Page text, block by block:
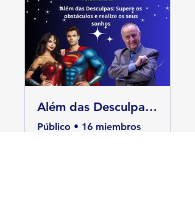
Além das Desculpas| Marco Mercurio
Público • 16 miembros